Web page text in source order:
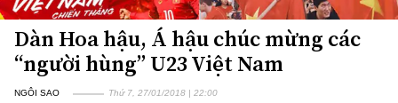
Dàn Hoa hậu, Á hậu chúc mừng các
“người hùng” U23 Việt Nam
NGÔI SAO Thứ 7, 27/01/2018 | 22:00